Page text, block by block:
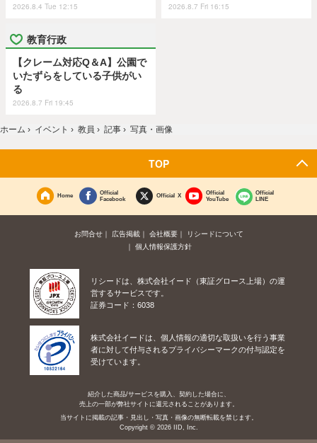
2026.8.4 Tue 12:15 2026.8.7 Fri 16:15
教育行政
【クレーム対応Q＆A】公園で
いたずらをしている子供がい
る
2026.8.7 Fri 19:45
ホーム › イベント › 教員 › 記事 › 写真・画像
TOP
Home
Official
Facebook
Official X
Official
YouTube
Official
LINE
お問合せ 広告掲載 会社概要
リシードについて
個人情報保護方針
リシードは、株式会社イード（東証グロース上場）の運
営するサービスです。
証券コード：6038
株式会社イードは、個人情報の適切な取扱いを行う事業
者に対して付与されるプライバシーマークの付与認定を
受けています。
紹介した商品/サービスを購入、契約した場合に、
売上の一部が弊社サイトに還元されることがあります。
当サイトに掲載の記事・見出し・写真・画像の無断転載を禁じます。
Copyright © 2026 IID, Inc.